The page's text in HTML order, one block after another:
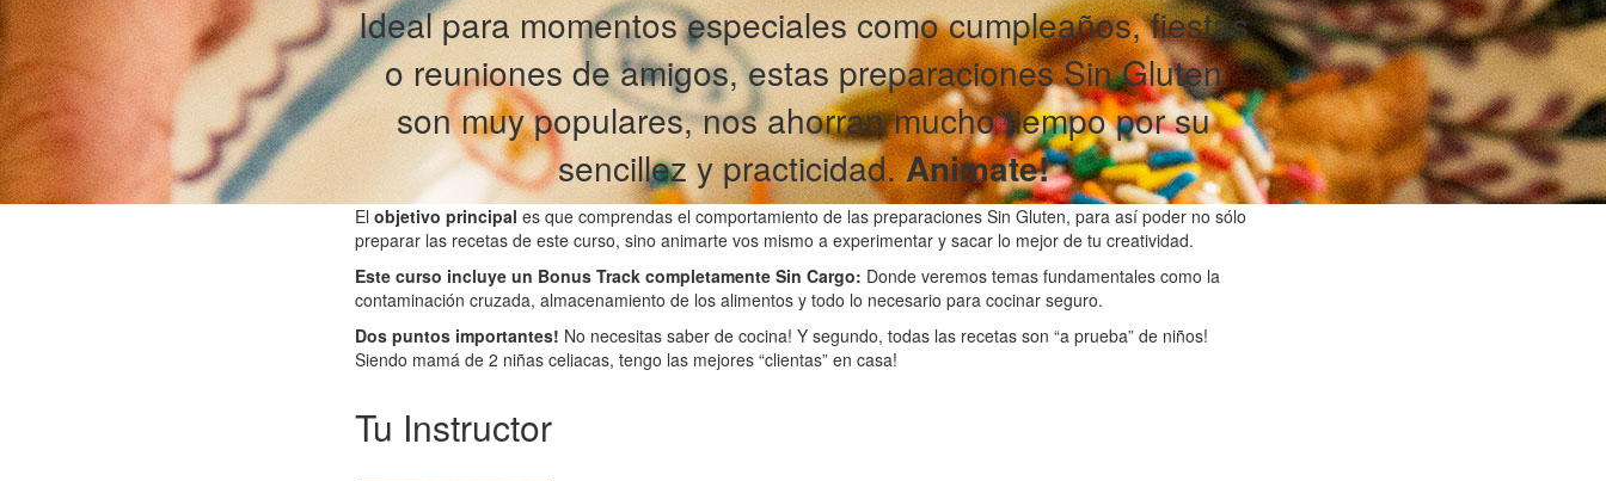
Ideal para momentos especiales como cumpleaños, fiestas
o reuniones de amigos, estas preparaciones Sin Gluten
son muy populares, nos ahorran mucho tiempo por su
sencillez y practicidad.Animate!
El objetivo principal es que comprendas el comportamiento de las preparaciones Sin Gluten, para así poder no sólo
preparar las recetas de este curso, sino animarte vos mismo a experimentar y sacar lo mejor de tu creatividad.
Este curso incluye un Bonus Track completamente Sin Cargo: Donde veremos temas fundamentales como la
contaminación cruzada, almacenamiento de los alimentos y todo lo necesario para cocinar seguro.
Dos puntos importantes! No necesitas saber de cocina! Y segundo, todas las recetas son “a prueba” de niños!
Siendo mamá de 2 niñas celiacas, tengo las mejores “clientas” en casa!
Tu Instructor